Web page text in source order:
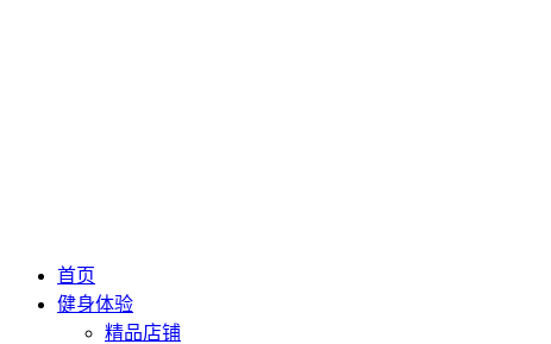
首页
健身体验
精品店铺